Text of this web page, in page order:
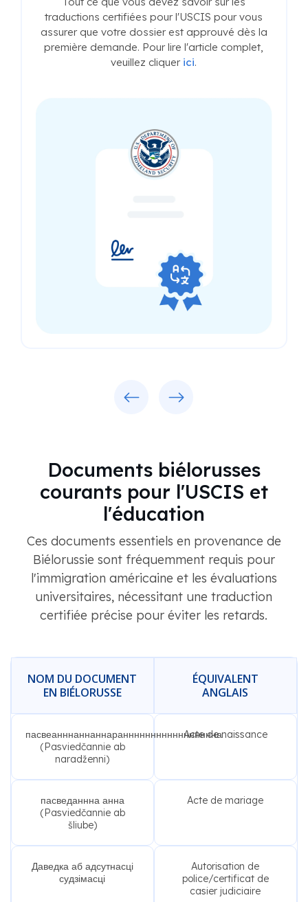
traductions certifiées pour l'USCIS pour vous
assurer que votre dossier est approuvé dès la
première demande. Pour lire l'article complet,
veuillez cliquer ici.
Documents biélorusses
courants pour l'USCIS et
l'éducation
Ces documents essentiels en provenance de
Biélorussie sont fréquemment requis pour
l'immigration américaine et les évaluations
universitaires, nécessitant une traduction
certifiée précise pour éviter les retards.
NOM DU DOCUMENT
EN BIÉLORUSSE
ÉQUIVALENT
ANGLAIS
пасвеанннаннаннараннннннннннннннннна
(Pasviedčannie ab
naradženni)
Acte de naissance
пасведаннна анна
(Pasviedčannie ab
šliube)
Acte de mariage
Даведка аб адсутнасці
судзімасці
Autorisation de
police/certificat de
casier judiciaire